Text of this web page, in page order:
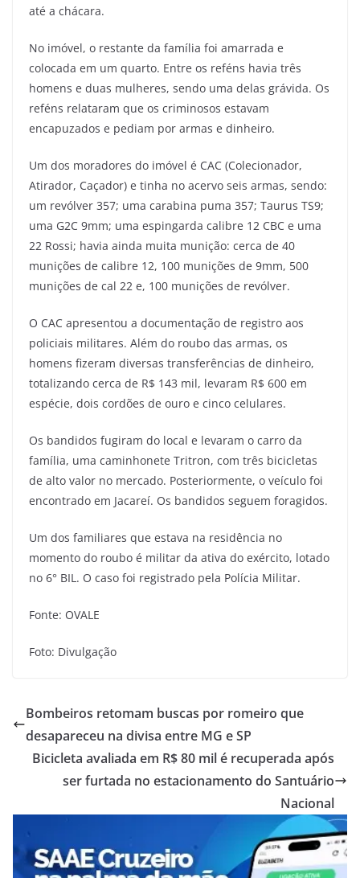
até a chácara.
No imóvel, o restante da família foi amarrada e
colocada em um quarto. Entre os reféns havia três
homens e duas mulheres, sendo uma delas grávida. Os
reféns relataram que os criminosos estavam
encapuzados e pediam por armas e dinheiro.
Um dos moradores do imóvel é CAC (Colecionador,
Atirador, Caçador) e tinha no acervo seis armas, sendo:
um revólver 357; uma carabina puma 357; Taurus TS9;
uma G2C 9mm; uma espingarda calibre 12 CBC e uma
22 Rossi; havia ainda muita munição: cerca de 40
munições de calibre 12, 100 munições de 9mm, 500
munições de cal 22 e, 100 munições de revólver.
O CAC apresentou a documentação de registro aos
policiais militares. Além do roubo das armas, os
homens fizeram diversas transferências de dinheiro,
totalizando cerca de R$ 143 mil, levaram R$ 600 em
espécie, dois cordões de ouro e cinco celulares.
Os bandidos fugiram do local e levaram o carro da
família, uma caminhonete Tritron, com três bicicletas
de alto valor no mercado. Posteriormente, o veículo foi
encontrado em Jacareí. Os bandidos seguem foragidos.
Um dos familiares que estava na residência no
momento do roubo é militar da ativa do exército, lotado
no 6° BIL. O caso foi registrado pela Polícia Militar.
Fonte: OVALE
Foto: Divulgação
Bombeiros retomam buscas por romeiro que
desapareceu na divisa entre MG e SP
Bicicleta avaliada em R$ 80 mil é recuperada após
ser furtada no estacionamento do Santuário
Nacional